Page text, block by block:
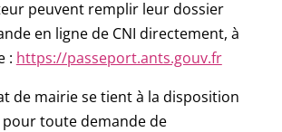
peuvent remplir leur dossier
en ligne de CNI directement, à
: https://passeport.ants.gouv.fr
de mairie se tient à la disposition
pour toute demande de